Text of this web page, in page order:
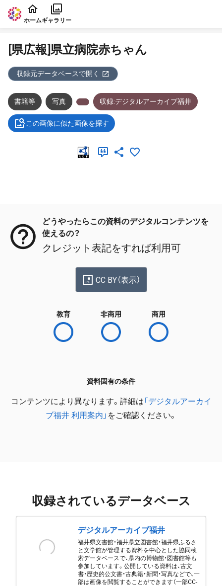
本文に飛ぶ
ホームギャラリー
[県広報]県立病院赤ちゃん
収録元データベースで開く
書籍等 写真 収録:デジタルアーカイブ福井
この画像に似た画像を探す
どうやったらこの資料のデジタルコンテンツを
使えるの？
クレジット表記をすれば利用可
CC BY（表示）
教育 非商用 商用
資料固有の条件
コンテンツにより異なります。詳細は 「デジタルアーカイ
ブ福井 利用案内」 をご確認ください。
収録されているデータベース
デジタルアーカイブ福井
福井県文書館・福井県立図書館・福井県ふるさ
と文学館が管理する資料を中心とした協同検
索データベースで、県内の博物館・図書館等も
参加しています。公開している資料は、古文
書・歴史的公文書・古典籍・新聞・写真などで、一
部は画像を閲覧することができます（一部CC-